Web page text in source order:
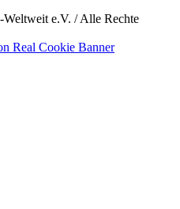
e.V. / Alle Rechte
Real Cookie Banner